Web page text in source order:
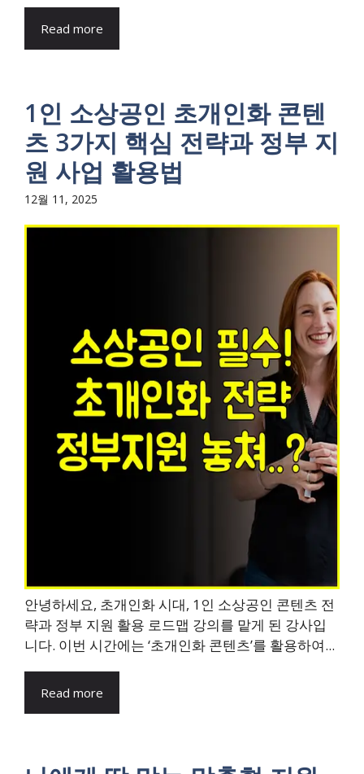
Read more
1인 소상공인 초개인화 콘텐
츠 3가지 핵심 전략과 정부 지
원 사업 활용법
12월 11, 2025
안녕하세요, 초개인화 시대, 1인 소상공인 콘텐츠 전
략과 정부 지원 활용 로드맵 강의를 맡게 된 강사입
니다. 이번 시간에는 ‘초개인화 콘텐츠’를 활용하여...
Read more